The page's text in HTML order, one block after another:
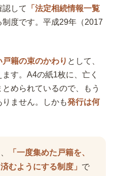
して
「法定相続情報一覧
制度です。平成29年（2017
戸籍の束のかわり として、
す。A4の紙1枚に、亡く
められているので、もう
ません。しかも発行は何
「一度集めた戸籍を、
むようにする制度」 で